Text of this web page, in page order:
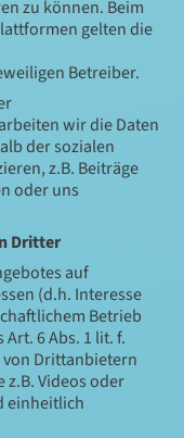
zu können. Beim
gelten die
Betreiber.
wir die Daten
der sozialen
z.B. Beiträge
oder uns
Dritter
auf
(d.h. Interesse
Betrieb
6 Abs. 1 lit. f.
von Drittanbietern
Videos oder
einheitlich